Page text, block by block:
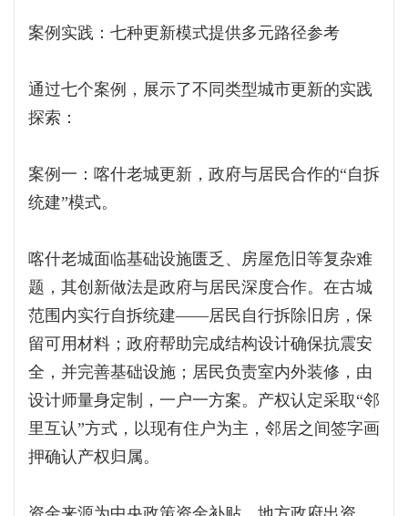
案例实践：七种更新模式提供多元路径参考
通过七个案例，展示了不同类型城市更新的实践
探索：
案例一：喀什老城更新，政府与居民合作的“自拆
统建”模式。
喀什老城面临基础设施匮乏、房屋危旧等复杂难
题，其创新做法是政府与居民深度合作。在古城
范围内实行自拆统建——居民自行拆除旧房，保
留可用材料；政府帮助完成结构设计确保抗震安
全，并完善基础设施；居民负责室内外装修，由
设计师量身定制，一户一方案。产权认定采取“邻
里互认”方式，以现有住户为主，邻居之间签字画
押确认产权归属。